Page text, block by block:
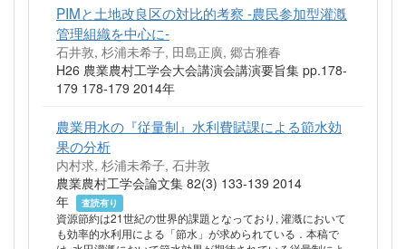
PIMと土地改良区の対比的考察 -農民参加型灌漑
管理組織を中心に-
石井敦, 杉浦未希子, 田島正廣, 郷古雅春
H26 農業農村工学会大会講演会講演要旨集 pp.178-
179 178-179 2014年
農業用水の『従量制』水利費賦課による節水効
果の分析
内村求, 杉浦未希子, 石井敦
農業農村工学会論文集 82(3) 133-139 2014
年
査読有り
資源節約は21世紀の世界的課題となっており, 灌漑において
も効率的水利用による「節水」が求められている．本稿で